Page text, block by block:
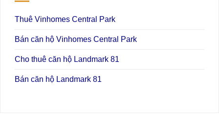
Thuê Vinhomes Central Park
Bán căn hộ Vinhomes Central Park
Cho thuê căn hộ Landmark 81
Bán căn hộ Landmark 81